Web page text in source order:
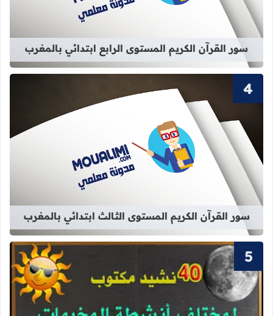
سور القرآن الكريم المستوى الرابع ابتدائي بالمغرب
قراءة المزيد عن سور القرآن الكريم
سور القرآن الكريم المستوى الثالث ابتدائي بالمغرب
قراءة المزيد عن +40 نشيد من أناشيد المخيمات الصيفية مكتوبة بالفصحى